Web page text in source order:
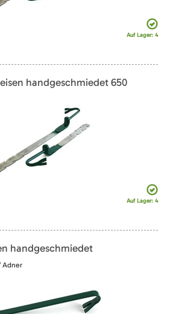
Auf Lager: 4
handgeschmiedet 650
Auf Lager: 4
handgeschmiedet
Adner